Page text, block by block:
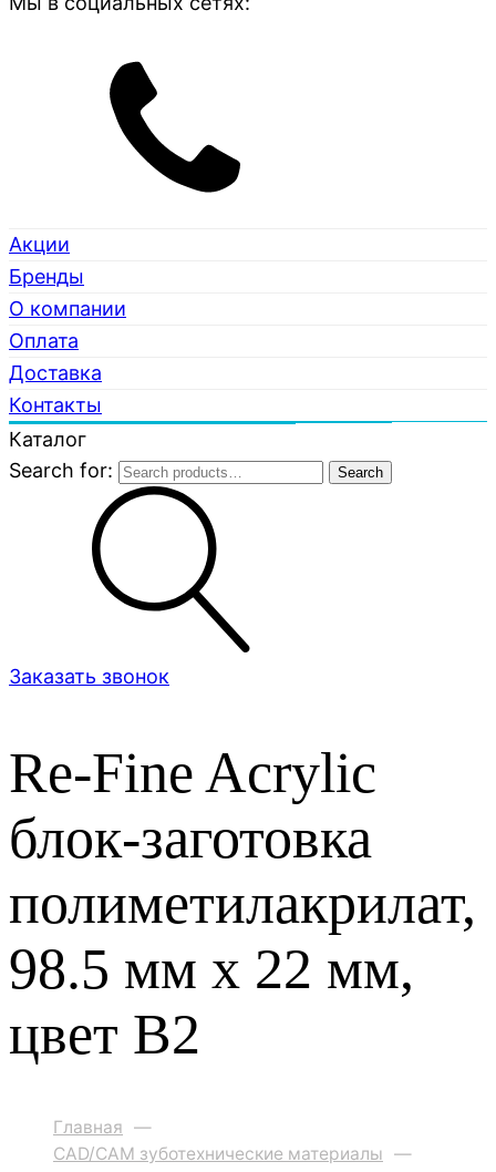
Акции
Бренды
О компании
Оплата
Доставка
Контакты
Каталог
Search for:
Search
Заказать звонок
Re-Fine Acrylic
блок-заготовка
полиметилакрилат,
98.5 мм x 22 мм,
цвет B2
Главная —
CAD/CAM зуботехнические материалы —